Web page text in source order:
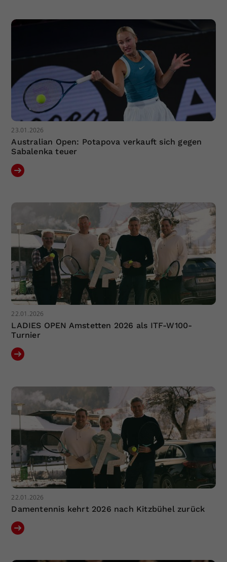
23.01.2026
Australian Open: Potapova verkauft sich gegen
Sabalenka teuer
22.01.2026
LADIES OPEN Amstetten 2026 als ITF-W100-
Turnier
22.01.2026
Damentennis kehrt 2026 nach Kitzbühel zurück
Einstellungen. Unter anderem eine
zufällig generierte ID, für die
historische Speicherung Ihrer
vorgenommen Einstellungen, falls der
Webseiten-Betreiber dies eingestellt
hat.